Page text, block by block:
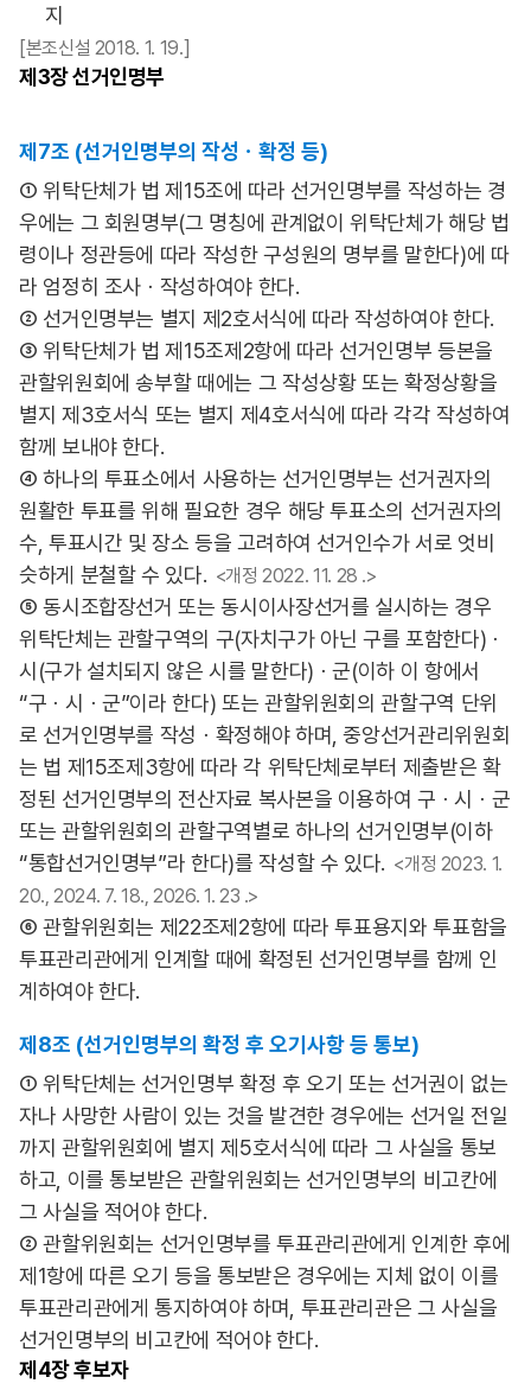
지
[본조신설 2018. 1. 19.]
제3장선거인명부
제7조 (선거인명부의 작성ㆍ확정 등)
① 위탁단체가 법 제15조에 따라 선거인명부를 작성하는 경
우에는 그 회원명부(그 명칭에 관계없이 위탁단체가 해당 법
령이나 정관등에 따라 작성한 구성원의 명부를 말한다)에 따
라 엄정히 조사ㆍ작성하여야 한다.
② 선거인명부는 별지 제2호서식에 따라 작성하여야 한다.
③ 위탁단체가 법 제15조제2항에 따라 선거인명부 등본을
관할위원회에 송부할 때에는 그 작성상황 또는 확정상황을
별지 제3호서식 또는 별지 제4호서식에 따라 각각 작성하여
함께 보내야 한다.
④ 하나의 투표소에서 사용하는 선거인명부는 선거권자의
원활한 투표를 위해 필요한 경우 해당 투표소의 선거권자의
수, 투표시간 및 장소 등을 고려하여 선거인수가 서로 엇비
슷하게 분철할 수 있다. <개정 2022. 11. 28 .>
⑤ 동시조합장선거 또는 동시이사장선거를 실시하는 경우
위탁단체는 관할구역의 구(자치구가 아닌 구를 포함한다)ㆍ
시(구가 설치되지 않은 시를 말한다)ㆍ군(이하 이 항에서
“구ㆍ시ㆍ군”이라 한다) 또는 관할위원회의 관할구역 단위
로 선거인명부를 작성ㆍ확정해야 하며, 중앙선거관리위원회
는 법 제15조제3항에 따라 각 위탁단체로부터 제출받은 확
정된 선거인명부의 전산자료 복사본을 이용하여 구ㆍ시ㆍ군
또는 관할위원회의 관할구역별로 하나의 선거인명부(이하
“통합선거인명부”라 한다)를 작성할 수 있다. <개정 2023. 1.
20., 2024. 7. 18., 2026. 1. 23 .>
⑥ 관할위원회는 제22조제2항에 따라 투표용지와 투표함을
투표관리관에게 인계할 때에 확정된 선거인명부를 함께 인
계하여야 한다.
제8조 (선거인명부의 확정 후 오기사항 등 통보)
① 위탁단체는 선거인명부 확정 후 오기 또는 선거권이 없는
자나 사망한 사람이 있는 것을 발견한 경우에는 선거일 전일
까지 관할위원회에 별지 제5호서식에 따라 그 사실을 통보
하고, 이를 통보받은 관할위원회는 선거인명부의 비고칸에
그 사실을 적어야 한다.
② 관할위원회는 선거인명부를 투표관리관에게 인계한 후에
제1항에 따른 오기 등을 통보받은 경우에는 지체 없이 이를
투표관리관에게 통지하여야 하며, 투표관리관은 그 사실을
선거인명부의 비고칸에 적어야 한다.
제4장후보자